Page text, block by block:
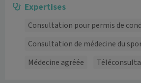
Expertises
Consultation pour permis de
Consultation de médecine du
Médecine agréée